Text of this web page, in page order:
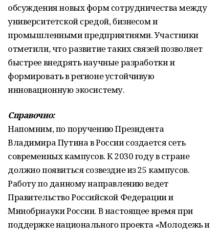
обсуждения новых форм сотрудничества между
университетской средой, бизнесом и
промышленными предприятиями. Участники
отметили, что развитие таких связей позволяет
быстрее внедрять научные разработки и
формировать в регионе устойчивую
инновационную экосистему.
Справочно:
Напомним, по поручению Президента
Владимира Путина в России создается сеть
современных кампусов. К 2030 году в стране
должно появиться созвездие из 25 кампусов.
Работу по данному направлению ведет
Правительство Российской Федерации и
Минобрнауки России. В настоящее время при
поддержке национального проекта «Молодежь и